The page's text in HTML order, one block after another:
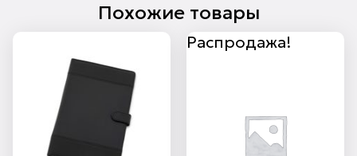
Похожие товары
Распродажа!